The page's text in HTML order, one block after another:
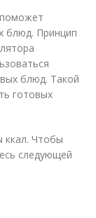
блюд. Принцип
блюд. Такой
готовых
ккал. Чтобы
следующей